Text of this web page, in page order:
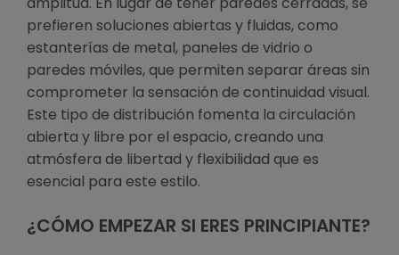
prefieren soluciones abiertas y fluidas, como
estanterías de metal, paneles de vidrio o
paredes móviles, que permiten separar áreas sin
comprometer la sensación de continuidad visual.
Este tipo de distribución fomenta la circulación
abierta y libre por el espacio, creando una
atmósfera de libertad y flexibilidad que es
esencial para este estilo.
¿CÓMO EMPEZAR SI ERES PRINCIPIANTE?